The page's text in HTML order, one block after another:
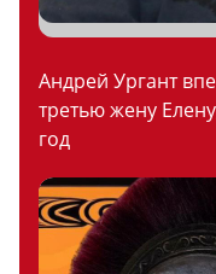
Андрей Ургант
третью жену
год